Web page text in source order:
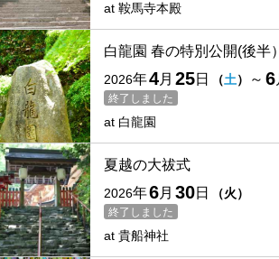
at 鞍馬寺本殿
白龍園 春の特別公開(後半）
終了しました
2026年4月 25日 （土） ～ 6
at 白龍園
夏越の大祓式
終了しました
2026年6月 30日 （火）
at 貴船神社